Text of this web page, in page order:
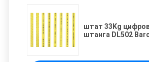
штат 33Kg
штанга DL502